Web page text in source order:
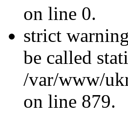
on line 0.
strict
be called
/var/www/
on line 879.